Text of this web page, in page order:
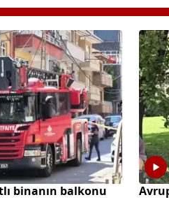
binanın balkonu